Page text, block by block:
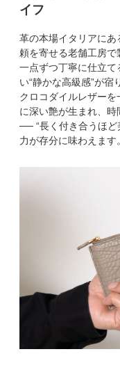
イフ
革の本場イタリアに
頼を寄せる老舗工房
一点ずつ丁寧に仕立
い“静かな高級感”が
クロコダイルレザー
に深い艶が生まれ、時
── “長く付き合うほど
力が存分に味わえます。